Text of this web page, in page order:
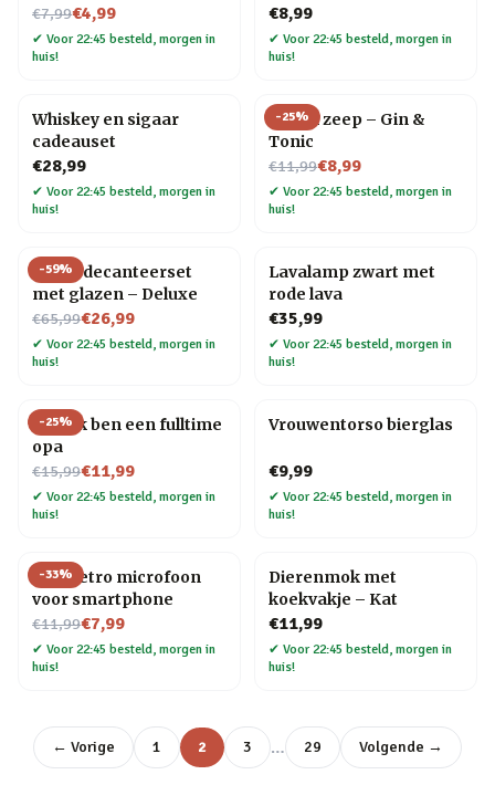
€7,99
Nu voor€4,99
✔ Voor 22:45 besteld, morgen in
huis!
€8,99
✔ Voor 22:45 besteld, morgen in
huis!
Whiskey en sigaar
cadeauset
€28,99
✔ Voor 22:45 besteld, morgen in
huis!
-25%
Drank zeep – Gin &
Tonic
€11,99
Nu voor€8,99
✔ Voor 22:45 besteld, morgen in
huis!
-59%
Globe decanteerset
met glazen – Deluxe
€65,99
Nu voor€26,99
✔ Voor 22:45 besteld, morgen in
huis!
Lavalamp zwart met
rode lava
€35,99
✔ Voor 22:45 besteld, morgen in
huis!
-25%
Mok Ik ben een fulltime
opa
€15,99
Nu voor€11,99
✔ Voor 22:45 besteld, morgen in
huis!
Vrouwentorso bierglas
€9,99
✔ Voor 22:45 besteld, morgen in
huis!
-33%
Mini retro microfoon
voor smartphone
€11,99
Nu voor€7,99
✔ Voor 22:45 besteld, morgen in
huis!
Dierenmok met
koekvakje – Kat
€11,99
✔ Voor 22:45 besteld, morgen in
huis!
← Vorige 1 2 3 … 29 Volgende →